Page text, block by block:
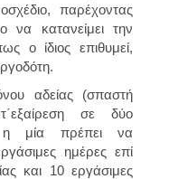
παρέχοντας
να κατανείμει την
ο ίδιος επιθυμεί,
αδείας (σπαστή
σε δύο
η μία πρέπει να
ημέρες επί
και 10 εργάσιμες